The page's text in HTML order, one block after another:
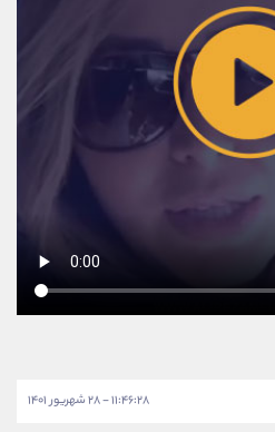
۱۱:۴۶:۲۸ - ۲۸ شهریور ۱۴۰۱